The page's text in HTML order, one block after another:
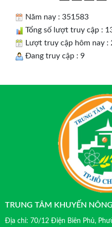
Năm nay : 351583
Tổng số lượt truy cập :
Lượt truy cập hôm nay :
Đang truy cập : 9
TRUNG TÂM KHUYẾN
Địa chỉ: 70/12 Điện Biên Phủ,